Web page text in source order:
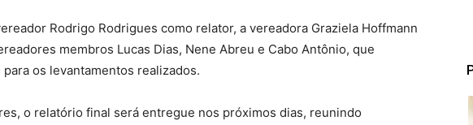
Rodrigo Rodrigues como relator, a vereadora Graziela Hoffmann
membros Lucas Dias, Nene Abreu e Cabo Antônio, que
os levantamentos realizados.
o relatório final será entregue nos próximos dias, reunindo